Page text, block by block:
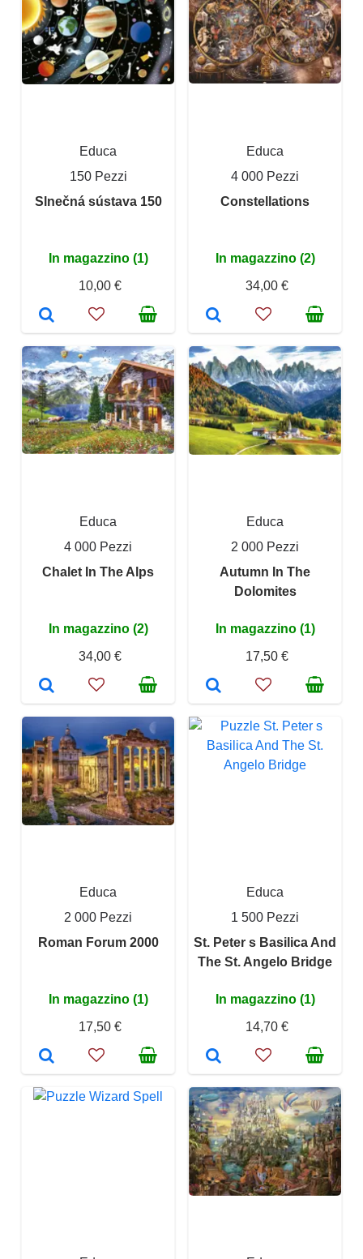
Educa
150 Pezzi
Slnečná sústava 150
In magazzino (1)
10,00 €
Educa
4 000 Pezzi
Constellations
In magazzino (2)
34,00 €
Educa
4 000 Pezzi
Chalet In The Alps
In magazzino (2)
34,00 €
Educa
2 000 Pezzi
Autumn In The
Dolomites
In magazzino (1)
17,50 €
Educa
2 000 Pezzi
Roman Forum 2000
In magazzino (1)
17,50 €
Educa
1 500 Pezzi
St. Peter s Basilica And
The St. Angelo Bridge
In magazzino (1)
14,70 €